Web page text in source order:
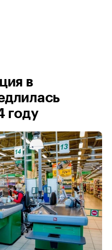
в
году